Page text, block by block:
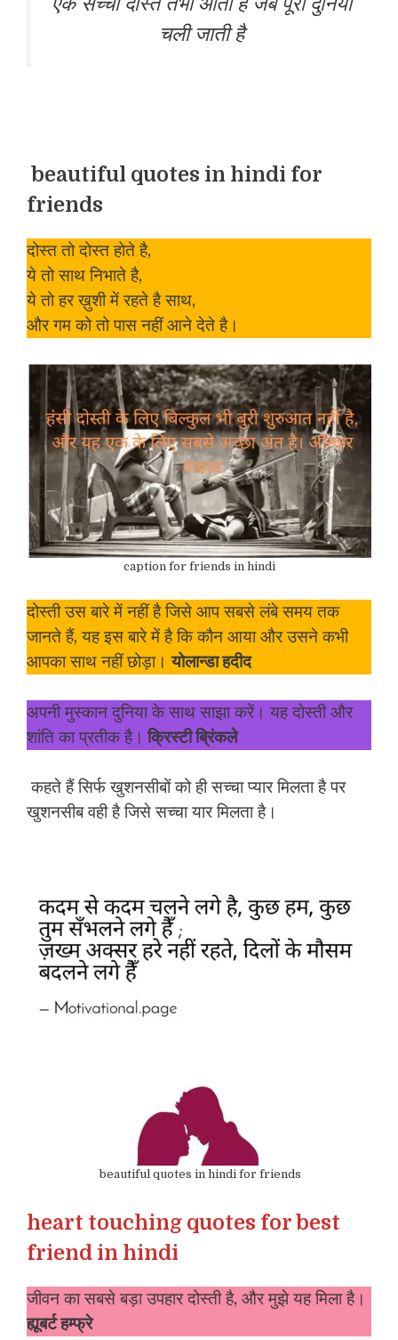
चली जाती है
beautiful quotes in hindi for
friends
दोस्त तो दोस्त होते है,
ये तो साथ निभाते है,
ये तो हर ख़ुशी में रहते है साथ,
और गम को तो पास नहीं आने देते है।
caption for friends in hindi
दोस्ती उस बारे में नहीं है जिसे आप सबसे लंबे समय तक
जानते हैं, यह इस बारे में है कि कौन आया और उसने कभी
आपका साथ नहीं छोड़ा।योलान्डा हदीद
अपनी मुस्कान दुनिया के साथ साझा करें। यह दोस्ती और
शांति का प्रतीक है। क्रिस्टी ब्रिंकले
कहते हैं सिर्फ खुशनसीबों को ही सच्चा प्यार मिलता है पर
खुशनसीब वही है जिसे सच्चा यार मिलता है।
beautiful quotes in hindi for friends
heart touching quotes for best
friend in hindi
जीवन का सबसे बड़ा उपहार दोस्ती है, और मुझे यह मिला है।
ह्यूबर्ट हम्फ्रे